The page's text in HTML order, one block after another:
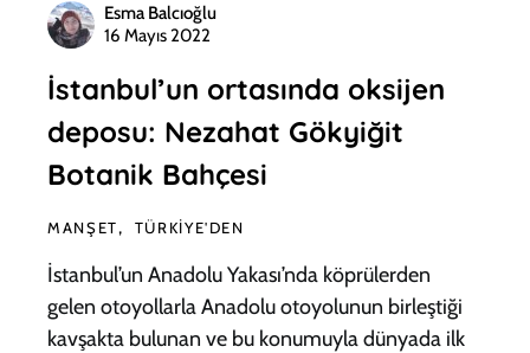
Esma Balcıoğlu
16 Mayıs 2022
İstanbul’un ortasında oksijen
deposu: Nezahat Gökyiğit
Botanik Bahçesi
MANŞET TÜRKIYE'DEN
İstanbul’un Anadolu Yakası’nda köprülerden
gelen otoyollarla Anadolu otoyolunun birleştiği
kavşakta bulunan ve bu konumuyla dünyada ilk